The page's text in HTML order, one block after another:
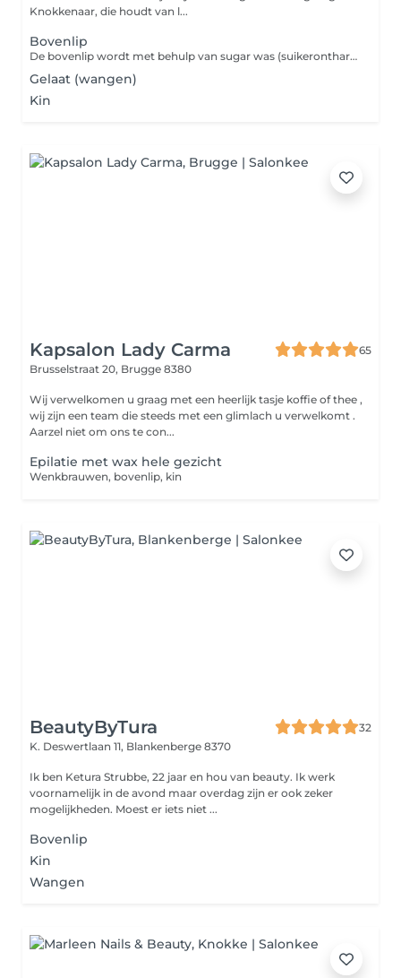
Knokkenaar, die houdt van l...
Bovenlip
De bovenlip wordt met behulp van sugar was (suikerontharing) geëpileerd en met pincet verwijderd.
Gelaat (wangen)
Kin
Kapsalon Lady Carma
65
Brusselstraat 20, Brugge 8380
Wij verwelkomen u graag met een heerlijk tasje koffie of thee ,
wij zijn een team die steeds met een glimlach u verwelkomt .
Aarzel niet om ons te con...
Epilatie met wax hele gezicht
Wenkbrauwen, bovenlip, kin
BeautyByTura
32
K. Deswertlaan 11, Blankenberge 8370
Ik ben Ketura Strubbe, 22 jaar en hou van beauty. Ik werk
voornamelijk in de avond maar overdag zijn er ook zeker
mogelijkheden. Moest er iets niet ...
Bovenlip
Kin
Wangen